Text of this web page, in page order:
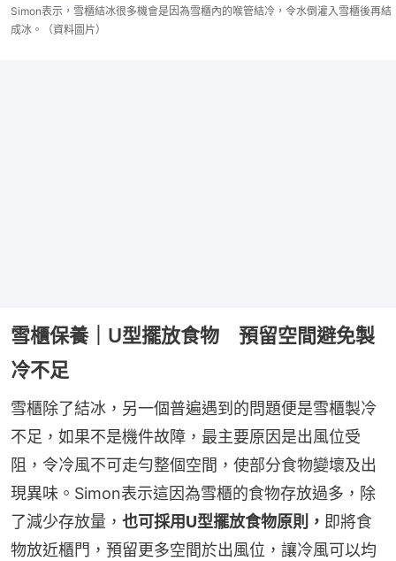
Simon表示，雪櫃結冰很多機會是因為雪櫃內的喉管結冷，令水倒灌入雪櫃後再結
成冰。（資料圖片）
雪櫃保養｜U型擺放食物 預留空間避免製
冷不足
雪櫃除了結冰，另一個普遍遇到的問題便是雪櫃製冷
不足，如果不是機件故障，最主要原因是出風位受
阻，令冷風不可走勻整個空間，使部分食物變壞及出
現異味。Simon表示這因為雪櫃的食物存放過多，除
了減少存放量， 也可採用U型擺放食物原則， 即將食
物放近櫃門，預留更多空間於出風位，讓冷風可以均